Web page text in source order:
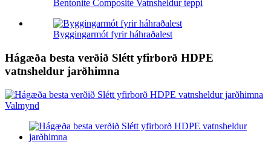
Bentonite Composite Vatnsheldur teppi
Byggingarmót fyrir háhraðalest
Hágæða besta verðið Slétt yfirborð HDPE
vatnsheldur jarðhimna